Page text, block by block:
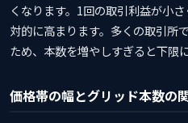
くなります。1回の取引利益が小
対的に高まります。多くの取引所
ため、本数を増やしすぎると下限
価格帯の幅とグリッド本数の